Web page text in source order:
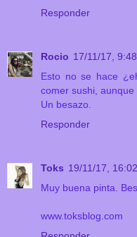
Responder
Rocio 17/11/17, 9:48
Esto no se hace
comer sushi, aunque
Un besazo.
Responder
Toks 19/11/17, 16:02
Muy buena pinta.
www.toksblog.com